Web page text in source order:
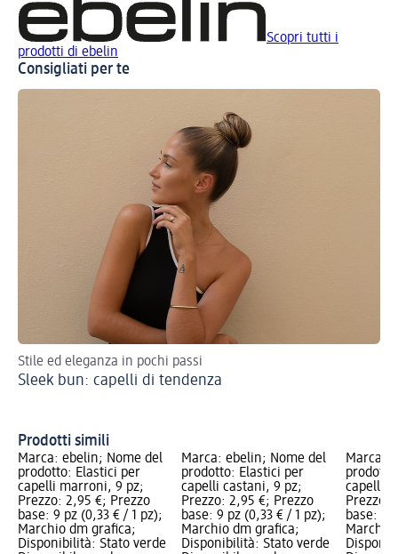
Scopri tutti i
prodotti di ebelin
Consigliati per te
Stile ed eleganza in pochi passi
Sleek bun: capelli di tendenza
Prodotti simili
Marca: ebelin; Nome del
prodotto: Elastici per
capelli marroni, 9 pz;
Prezzo: 2,95 €; Prezzo
base: 9 pz (0,33 € / 1 pz);
Marchio dm grafica;
Disponibilità: Stato verde
Marca: ebelin; Nome del
prodotto: Elastici per
capelli castani, 9 pz;
Prezzo: 2,95 €; Prezzo
base: 9 pz (0,33 € / 1 pz);
Marchio dm grafica;
Disponibilità: Stato verde
Marca:
capelli
Prezzo:
base: 9
Marchio